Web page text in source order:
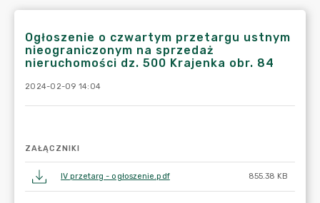
Ogłoszenie o czwartym przetargu ustnym
nieograniczonym na sprzedaż
nieruchomości dz. 500 Krajenka obr. 84
2024-02-09 14:04
ZAŁĄCZNIKI
IV przetarg - ogłoszenie.pdf 855.38 KB